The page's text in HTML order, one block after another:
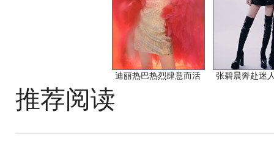
迪丽热巴热烈肆意而活 张碧晨奔赴迷
推荐阅读